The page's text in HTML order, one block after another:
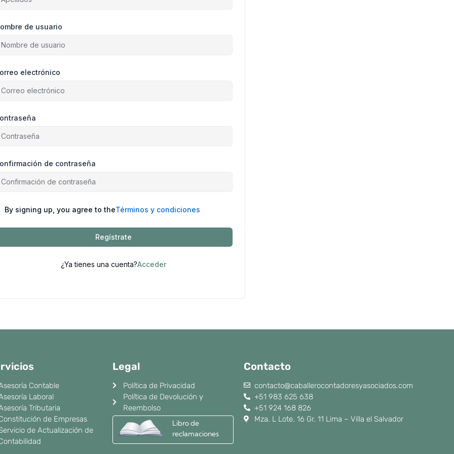
de usuario
electrónico
de contraseña
By signing up, you agree to theTérminos y condiciones
Regístrate
¿Ya tienes una cuenta?Acceder
Contable
Laboral
Tributaria
de Empresas
de Actualización de
Legal
Política de Privacidad
Política de Devolución y
Reembolso
Libro de
reclamaciones
Contacto
contacto@caballerocontadoresyasociados.com
+51 983 625 638
+51 924 168 826
Mza. L Lote. 16 Gr. 11 Lima – Villa el Salvador